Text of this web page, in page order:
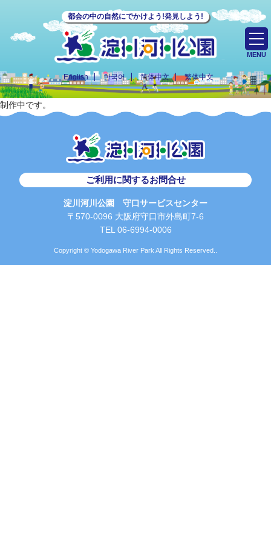
都会の中の自然にでかけよう!発見しよう!
English 한국어 简体中文 繁体中文
MENU
制作中です。
ご利用に関するお問合せ
淀川河川公園 守口サービスセンター
〒570-0096 大阪府守口市外島町7-6
TEL 06-6994-0006
Copyright © Yodogawa River Park All Rights Reserved..